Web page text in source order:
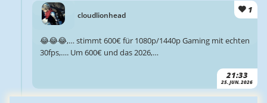
cloudlionhead
1
21:33
25. JUN. 2026
😂😂😂,… stimmt 600€ für 1080p/1440p Gaming mit echten
30fps,…. Um 600€ und das 2026,…